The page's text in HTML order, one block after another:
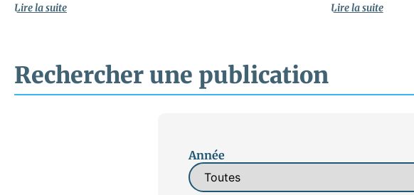
Lire la suite Lire la suite
Rechercher une publication
Année